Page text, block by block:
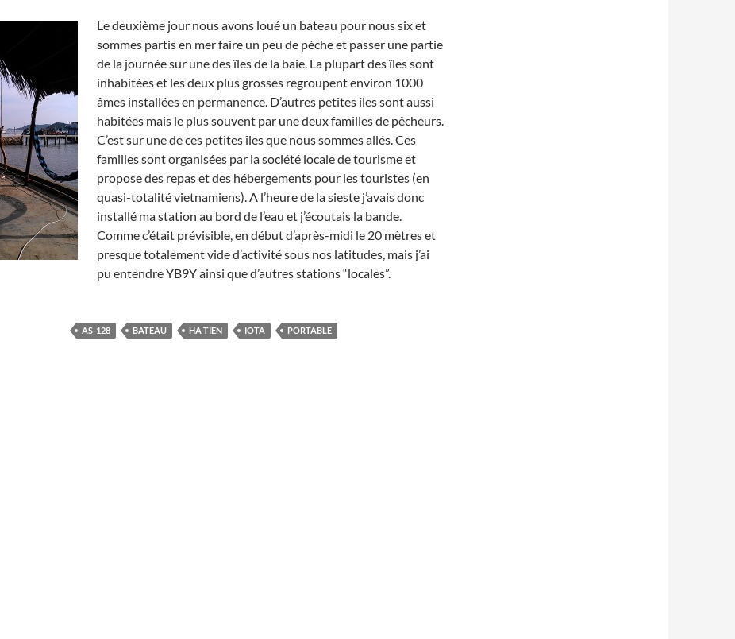
Le deuxième jour nous avons loué un bateau pour nous six et
sommes partis en mer faire un peu de pèche et passer une partie
de la journée sur une des îles de la baie. La plupart des îles sont
inhabitées et les deux plus grosses regroupent environ 1000
âmes installées en permanence. D’autres petites îles sont aussi
habitées mais le plus souvent par une deux familles de pêcheurs.
C’est sur une de ces petites îles que nous sommes allés. Ces
familles sont organisées par la société locale de tourisme et
propose des repas et des hébergements pour les touristes (en
quasi-totalité vietnamiens). A l’heure de la sieste j’avais donc
installé ma station au bord de l’eau et j’écoutais la bande.
Comme c’était prévisible, en début d’après-midi le 20 mètres et
presque totalement vide d’activité sous nos latitudes, mais j’ai
pu entendre YB9Y ainsi que d’autres stations “locales”.
AS-128 BATEAU HA TIEN IOTA PORTABLE